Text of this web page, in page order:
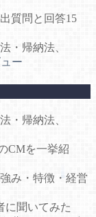
質問と回答15
・帰納法、
ー
・帰納法、
CMを一挙紹
み・特徴・経営
に聞いてみた